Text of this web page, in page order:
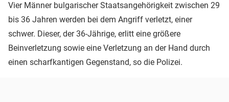
Vier Männer bulgarischer Staatsangehörigkeit zwischen 29
bis 36 Jahren werden bei dem Angriff verletzt, einer
schwer. Dieser, der 36-Jährige, erlitt eine größere
Beinverletzung sowie eine Verletzung an der Hand durch
einen scharfkantigen Gegenstand, so die Polizei.